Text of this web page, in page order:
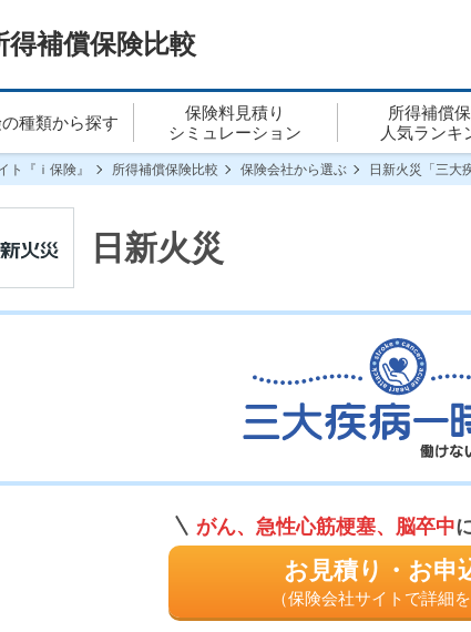
得補償保険比較
種類から探す
保険料見積り
シミュレーション
所得補償
人気ランキ
ト『ｉ保険』 所得補償保険比較 保険会社から選ぶ 日新火災「三大
日新火災
がん、急性心筋梗塞、脳卒中
お見積り・お申
（保険会社サイトで詳細を